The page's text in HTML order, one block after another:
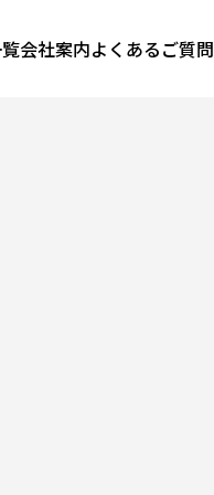
会社案内よくあるご質問